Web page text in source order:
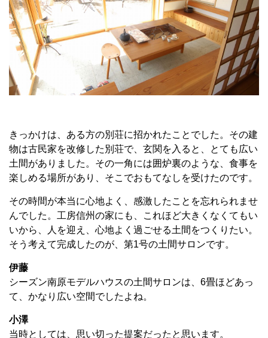
きっかけは、ある方の別荘に招かれたことでした。その建
物は古民家を改修した別荘で、玄関を入ると、とても広い
土間がありました。その一角には囲炉裏のような、食事を
楽しめる場所があり、そこでおもてなしを受けたのです。
その時間が本当に心地よく、感激したことを忘れられませ
んでした。工房信州の家にも、これほど大きくなくてもい
いから、人を迎え、心地よく過ごせる土間をつくりたい。
そう考えて完成したのが、第1号の土間サロンです。
伊藤
シーズン南原モデルハウスの土間サロンは、6畳ほどあっ
て、かなり広い空間でしたよね。
小澤
当時としては、思い切った提案だったと思います。